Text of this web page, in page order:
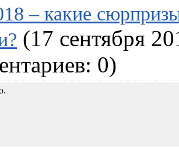
– какие
(17 сентября
0)